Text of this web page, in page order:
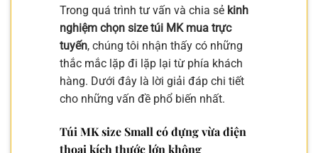
Trong quá trình tư vấn và chia sẻ kinh
nghiệm chọn size túi MK mua trực
tuyến, chúng tôi nhận thấy có những
thắc mắc lặp đi lặp lại từ phía khách
hàng. Dưới đây là lời giải đáp chi tiết
cho những vấn đề phổ biến nhất.
Túi MK size Small có đựng vừa điện
thoại kích thước lớn không